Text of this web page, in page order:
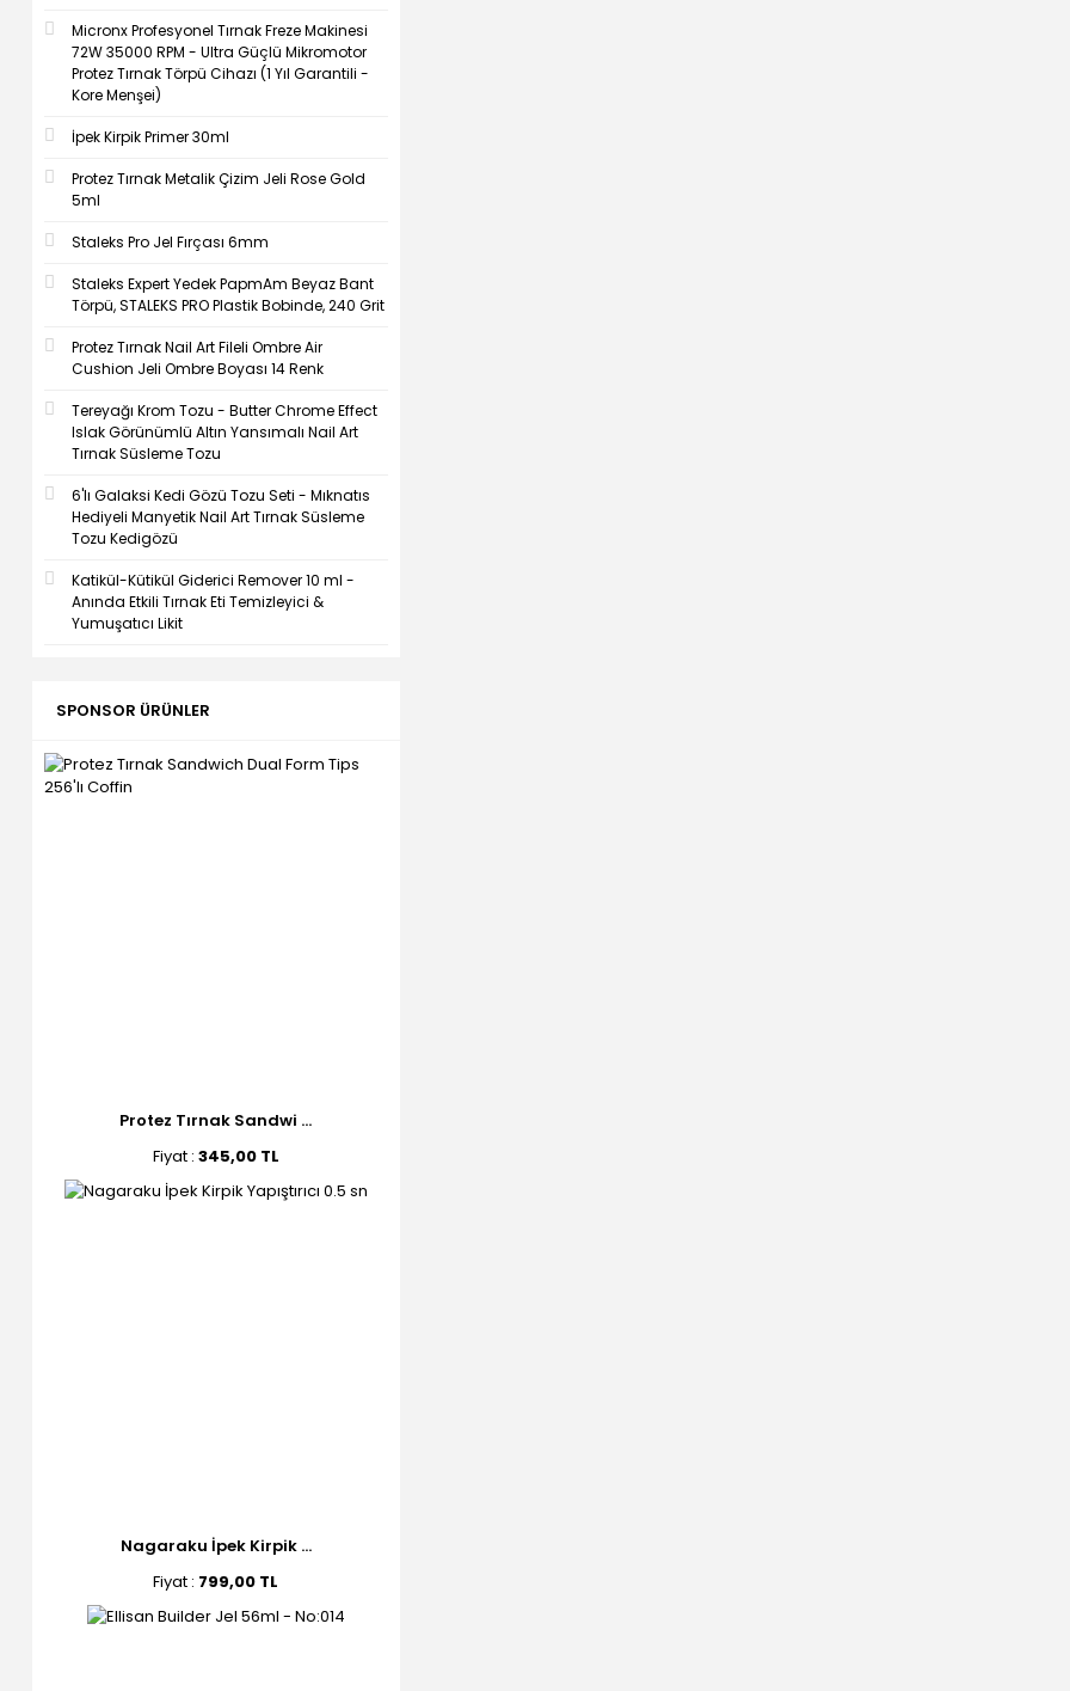
Micronx Profesyonel Tırnak Freze Makinesi
72W 35000 RPM - Ultra Güçlü Mikromotor
Protez Tırnak Törpü Cihazı (1 Yıl Garantili -
Kore Menşei)
İpek Kirpik Primer 30ml
Protez Tırnak Metalik Çizim Jeli Rose Gold
5ml
Staleks Pro Jel Fırçası 6mm
Staleks Expert Yedek PapmAm Beyaz Bant
Törpü, STALEKS PRO Plastik Bobinde, 240 Grit
Protez Tırnak Nail Art Fileli Ombre Air
Cushion Jeli Ombre Boyası 14 Renk
Tereyağı Krom Tozu - Butter Chrome Effect
Islak Görünümlü Altın Yansımalı Nail Art
Tırnak Süsleme Tozu
6'lı Galaksi Kedi Gözü Tozu Seti - Mıknatıs
Hediyeli Manyetik Nail Art Tırnak Süsleme
Tozu Kedigözü
Katikül-Kütikül Giderici Remover 10 ml -
Anında Etkili Tırnak Eti Temizleyici &
Yumuşatıcı Likit
SPONSOR ÜRÜNLER
Protez Tırnak Sandwi ...
Fiyat : 345,00 TL
Nagaraku İpek Kirpik ...
Fiyat : 799,00 TL